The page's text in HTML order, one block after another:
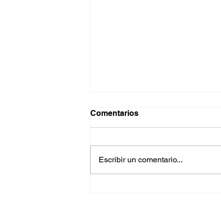
Comentarios
Escribir un comentario...